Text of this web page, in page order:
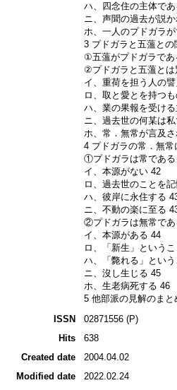
ハ、四念住の主体で
ニ、声聞の過去が説
ホ、一人のプドガラ
3 プドガラと五薀と
①五薀がプドガラであ
②プドガラと五薀とは
イ、重荷を担う人の
ロ、取と愛とを持つ
ハ、業の果報を受け
ニ、過去世の何某は
ホ、常．無常が言及
4 プドガラの常．無常
①プドガラは常である
イ、本源がない 42
ロ、過去世のことを
ハ、彼岸に永住する
ニ、不動の楽に至る
②プドガラは無常であ
イ、本源がある 44
ロ、「新生」という
ハ、「斃れる」とい
ニ、沒し生じる 45
ホ、生老病死する 46
5 他部派の見解のまと
ISSN
02871556 (P)
Hits
638
Created date
2004.04.02
Modified date
2022.02.24